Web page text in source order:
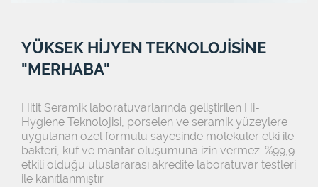
YÜKSEK HİJYEN TEKNOLOJİSİNE
"MERHABA"
Hitit Seramik laboratuvarlarında geliştirilen Hi-
Hygiene Teknolojisi, porselen ve seramik yüzeylere
uygulanan özel formülü sayesinde moleküler etki ile
bakteri, küf ve mantar oluşumuna izin vermez. %99,9
etkili olduğu uluslararası akredite laboratuvar testleri
ile kanıtlanmıştır.